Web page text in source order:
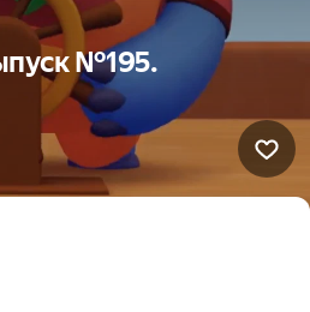
№195.